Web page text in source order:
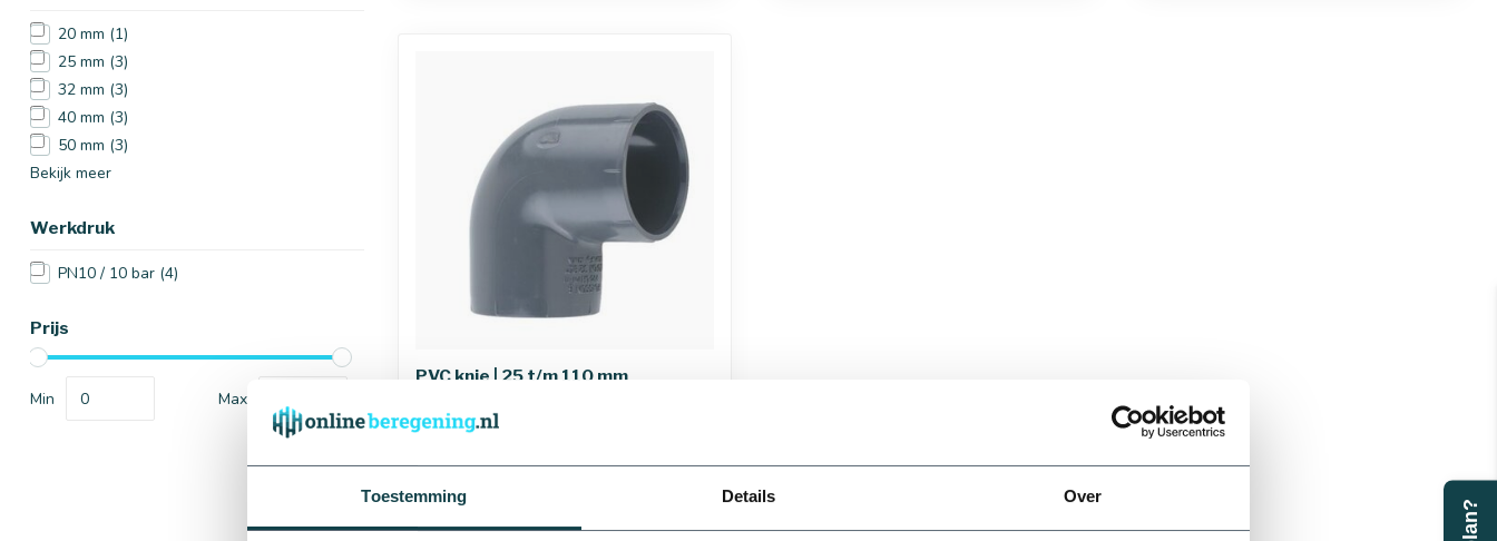
Toestemming Details Over
20 mm (1)
25 mm (3)
32 mm (3)
40 mm (3)
50 mm (3)
Bekijk meer
Werkdruk
PN10 / 10 bar (4)
Prijs
Min Max
PVC knie | 25 t/m 110 mm
€0,71
werkdagen